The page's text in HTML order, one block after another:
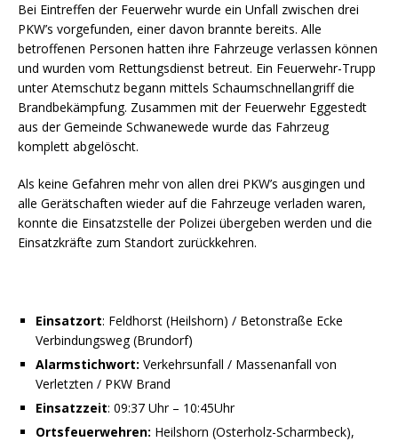
Bei Eintreffen der Feuerwehr wurde ein Unfall zwischen drei
PKW’s vorgefunden, einer davon brannte bereits. Alle
betroffenen Personen hatten ihre Fahrzeuge verlassen können
und wurden vom Rettungsdienst betreut. Ein Feuerwehr-Trupp
unter Atemschutz begann mittels Schaumschnellangriff die
Brandbekämpfung. Zusammen mit der Feuerwehr Eggestedt
aus der Gemeinde Schwanewede wurde das Fahrzeug
komplett abgelöscht.
Als keine Gefahren mehr von allen drei PKW’s ausgingen und
alle Gerätschaften wieder auf die Fahrzeuge verladen waren,
konnte die Einsatzstelle der Polizei übergeben werden und die
Einsatzkräfte zum Standort zurückkehren.
Einsatzort: Feldhorst (Heilshorn) / Betonstraße Ecke
Verbindungsweg (Brundorf)
Alarmstichwort: Verkehrsunfall / Massenanfall von
Verletzten / PKW Brand
Einsatzzeit: 09:37 Uhr – 10:45Uhr
Ortsfeuerwehren: Heilshorn (Osterholz-Scharmbeck),